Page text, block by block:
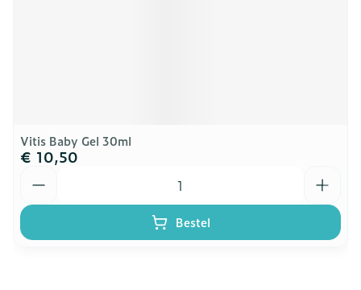
Vitis Baby Gel 30ml
€ 10,50
Bestel